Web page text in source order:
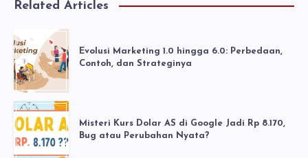
Related Articles
Evolusi Marketing 1.0 hingga 6.0: Perbedaan,
Contoh, dan Strateginya
Misteri Kurs Dolar AS di Google Jadi Rp 8.170,
Bug atau Perubahan Nyata?